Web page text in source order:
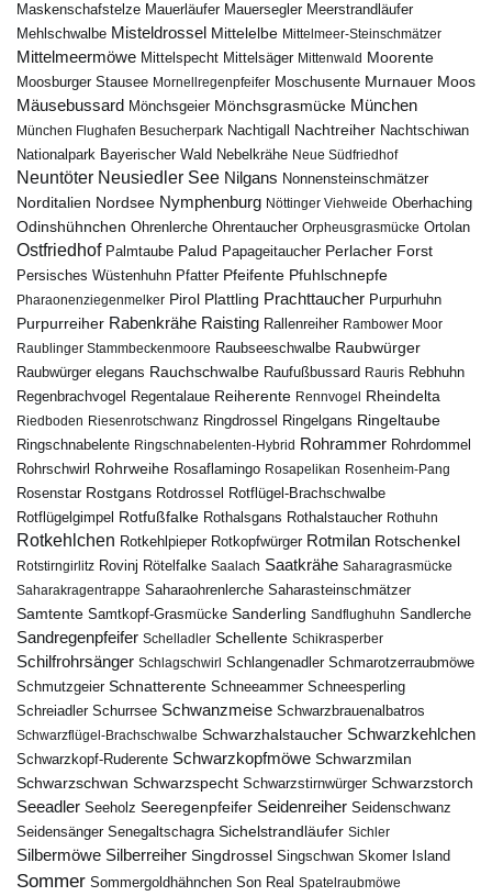
Maskenschafstelze Mauerläufer Mauersegler Meerstrandläufer
Mehlschwalbe Misteldrossel Mittelelbe Mittelmeer-Steinschmätzer
Mittelmeermöwe Mittelspecht Mittelsäger Mittenwald Moorente
Moosburger Stausee Mornellregenpfeifer Moschusente Murnauer Moos
Mäusebussard Mönchsgeier Mönchsgrasmücke München
München Flughafen Besucherpark Nachtigall Nachtreiher Nachtschiwan
Nationalpark Bayerischer Wald Nebelkrähe Neue Südfriedhof
Neuntöter Neusiedler See Nilgans Nonnensteinschmätzer
Norditalien Nordsee Nymphenburg Nöttinger Viehweide Oberhaching
Odinshühnchen Ohrenlerche Ohrentaucher Orpheusgrasmücke Ortolan
Ostfriedhof Palmtaube Palud Papageitaucher Perlacher Forst
Persisches Wüstenhuhn Pfatter Pfeifente Pfuhlschnepfe
Pharaonenziegenmelker Pirol Plattling Prachttaucher Purpurhuhn
Purpurreiher Rabenkrähe Raisting Rallenreiher Rambower Moor
Raublinger Stammbeckenmoore Raubseeschwalbe Raubwürger
Raubwürger elegans Rauchschwalbe Raufußbussard Rauris Rebhuhn
Regenbrachvogel Regentalaue Reiherente Rennvogel Rheindelta
Riedboden Riesenrotschwanz Ringdrossel Ringelgans Ringeltaube
Ringschnabelente Ringschnabelenten-Hybrid Rohrammer Rohrdommel
Rohrschwirl Rohrweihe Rosaflamingo Rosapelikan Rosenheim-Pang
Rosenstar Rostgans Rotdrossel
Rotflügel-Brachschwalbe
Rotflügelgimpel Rotfußfalke Rothalsgans Rothalstaucher Rothuhn
Rotkehlchen Rotkehlpieper Rotkopfwürger Rotmilan Rotschenkel
Rotstirngirlitz Rovinj Rötelfalke Saalach Saatkrähe Saharagrasmücke
Saharakragentrappe Saharaohrenlerche Saharasteinschmätzer
Samtente Samtkopf-Grasmücke Sanderling Sandflughuhn Sandlerche
Sandregenpfeifer Schelladler Schellente Schikrasperber
Schilfrohrsänger Schlagschwirl Schlangenadler Schmarotzerraubmöwe
Schmutzgeier Schnatterente Schneeammer Schneesperling
Schreiadler Schurrsee Schwanzmeise Schwarzbrauenalbatros
Schwarzflügel-Brachschwalbe Schwarzhalstaucher Schwarzkehlchen
Schwarzkopf-Ruderente Schwarzkopfmöwe Schwarzmilan
Schwarzschwan Schwarzspecht Schwarzstirnwürger Schwarzstorch
Seeadler Seeholz Seeregenpfeifer Seidenreiher Seidenschwanz
Seidensänger Senegaltschagra Sichelstrandläufer Sichler
Silbermöwe Silberreiher Singdrossel Singschwan Skomer Island
Sommer Sommergoldhähnchen Son Real Spatelraubmöwe